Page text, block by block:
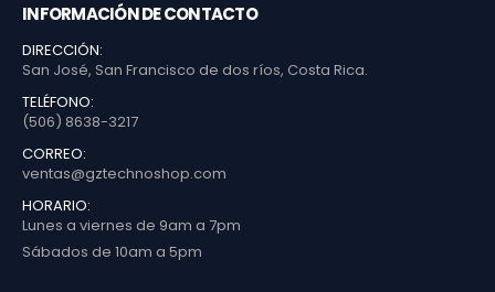
INFORMACIÓN DE CONTACTO
DIRECCIÓN:
San José, San Francisco de dos ríos, Costa Rica.
TELÉFONO:
(506) 8638-3217
CORREO:
ventas@gztechnoshop.com
HORARIO:
Lunes a viernes de 9am a 7pm
Sábados de 10am a 5pm